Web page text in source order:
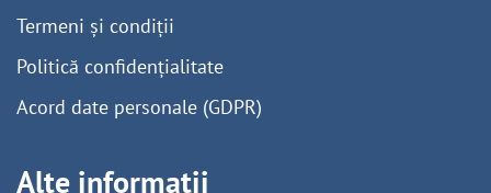
Termeni și condiții
Politică confidențialitate
Acord date personale (GDPR)
Alte informații